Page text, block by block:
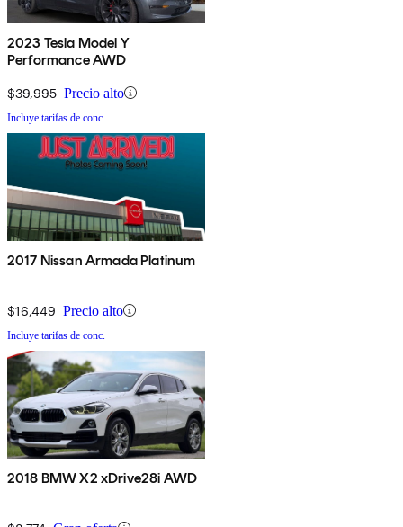
2023 Tesla Model Y
Performance AWD
$39,995 Precio alto
Incluye tarifas de conc.
2017 Nissan Armada Platinum
$16,449 Precio alto
Incluye tarifas de conc.
2018 BMW X2 xDrive28i AWD